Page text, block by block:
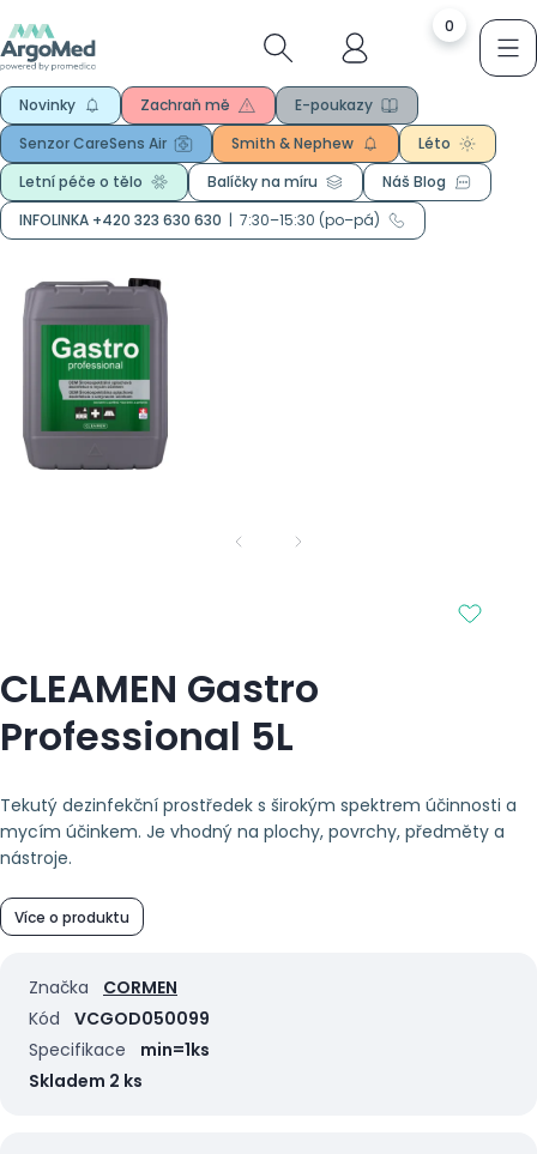
0
Novinky Zachraň mě
E-poukazy
Senzor CareSens Air
Smith & Nephew
Léto
Letní péče o tělo
Balíčky na míru
Náš Blog
INFOLINKA +420 323 630 630 | 7:30–15:30 (po–pá)
CLEAMEN Gastro
Professional 5L
Tekutý dezinfekční prostředek s širokým spektrem účinnosti a
mycím účinkem. Je vhodný na plochy, povrchy, předměty a
nástroje.
Více o produktu
Značka
CORMEN
Kód
VCGOD050099
Specifikace
min=1ks
Skladem 2 ks